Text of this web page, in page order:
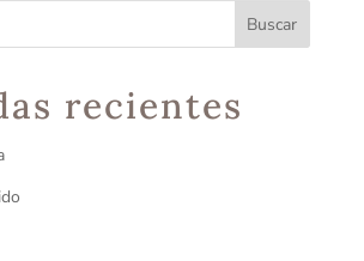
recientes